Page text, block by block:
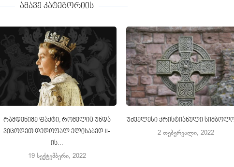
ამავე კატეგორიის
რამდენიმე ფაქტი, რომელიც უნდა
ვიცოდეთ დედოფალ ელისაბედ II-
ის...
19 სექტემბერი, 2022
უძველესი ქრისტიანული
2 თებერვალი, 2022